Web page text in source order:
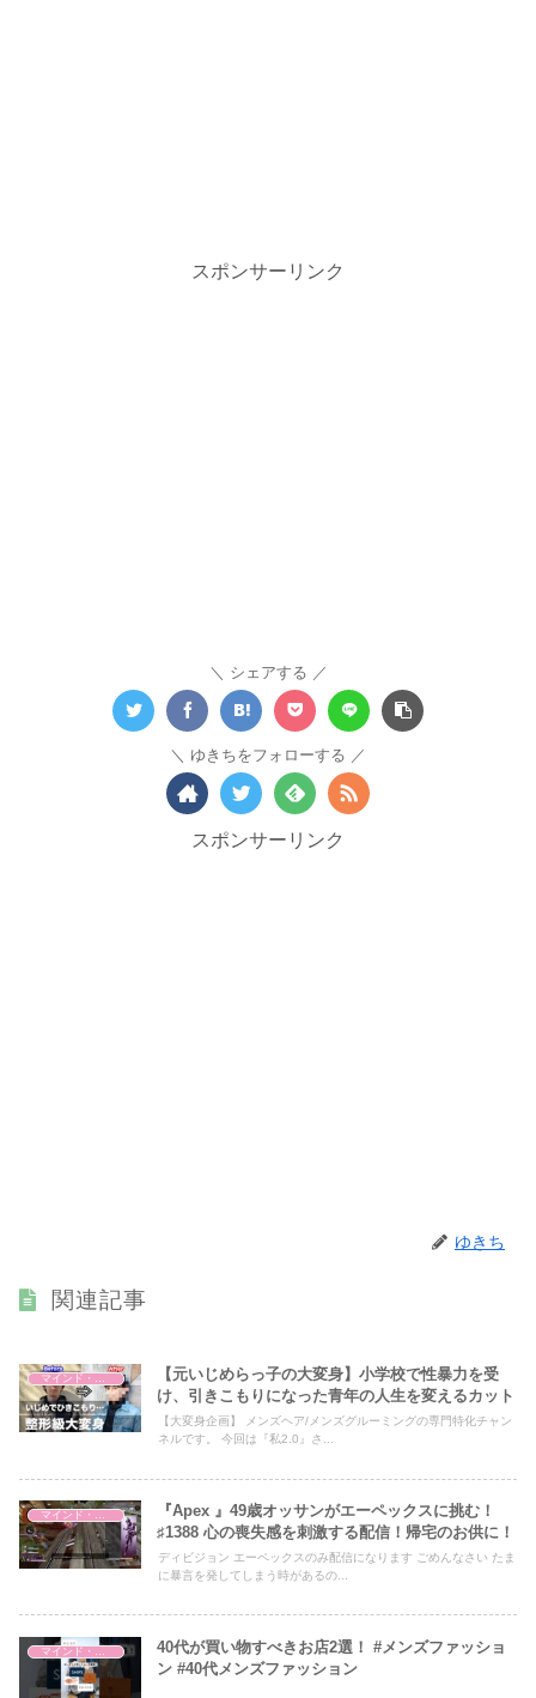
スポンサーリンク
シェアする
ゆきちをフォローする
スポンサーリンク
ゆきち
関連記事
マインド・哲学
【元いじめらっ子の大変身】小学校で性暴力を受
け、引きこもりになった青年の人生を変えるカット
【大変身企画】 メンズヘア/メンズグルーミングの専門特化チャン
ネルです。 今回は『私2.0』さ...
マインド・哲学
『Apex 』49歳オッサンがエーペックスに挑む！
♯1388 心の喪失感を刺激する配信！帰宅のお供に！
ディビジョン エーペックスのみ配信になります ごめんなさい たま
に暴言を発してしまう時があるの...
マインド・哲学
40代が買い物すべきお店2選！ #メンズファッショ
ン #40代メンズファッション